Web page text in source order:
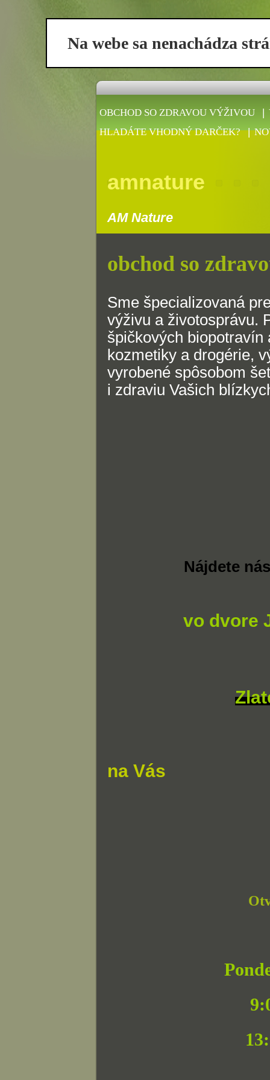
Na webe sa nenachádza
OBCHOD SO ZDRAVOU VÝŽIVOU
HLADÁTE VHODNÝ DARČEK?
amnature
AM Nature
obchod so
Sme špecializovaná
výživu a životosprávu.
špičkových
kozmetiky a drogérie,
vyrobené spôsobom
i zdraviu Vašich
Nájdete nás
vo dvore
na Vás